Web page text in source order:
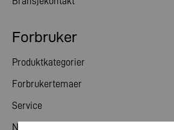
Forbruker
Produktkategorier
Forbrukertemaer
Service
Nyheter